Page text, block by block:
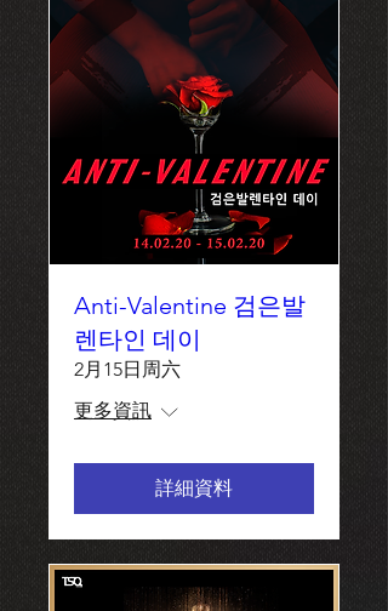
Anti-Valentine 검은발
렌타인 데이
2月15日周六
更多資訊
詳細資料